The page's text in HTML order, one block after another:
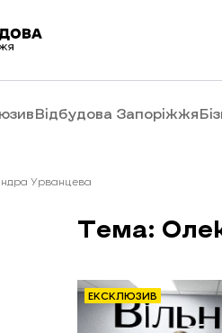
Відбудова Запоріжжя
Урванцева
Тема:
ЕКСКЛЮЗИВ